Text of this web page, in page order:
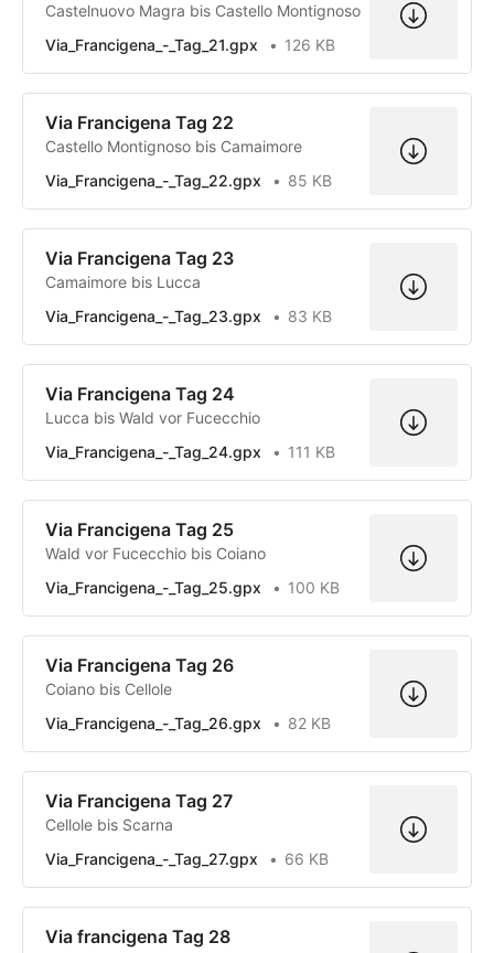
Castelnuovo Magra bis Castello Montignoso
Via_Francigena_-_Tag_21.gpx
126 KB
Via Francigena Tag 22
Castello Montignoso bis Camaimore
Via_Francigena_-_Tag_22.gpx
85 KB
Via Francigena Tag 23
Camaimore bis Lucca
Via_Francigena_-_Tag_23.gpx
83 KB
Via Francigena Tag 24
Lucca bis Wald vor Fucecchio
Via_Francigena_-_Tag_24.gpx
111 KB
Via Francigena Tag 25
Wald vor Fucecchio bis Coiano
Via_Francigena_-_Tag_25.gpx
100 KB
Via Francigena Tag 26
Coiano bis Cellole
Via_Francigena_-_Tag_26.gpx
82 KB
Via Francigena Tag 27
Cellole bis Scarna
Via_Francigena_-_Tag_27.gpx
66 KB
Via francigena Tag 28